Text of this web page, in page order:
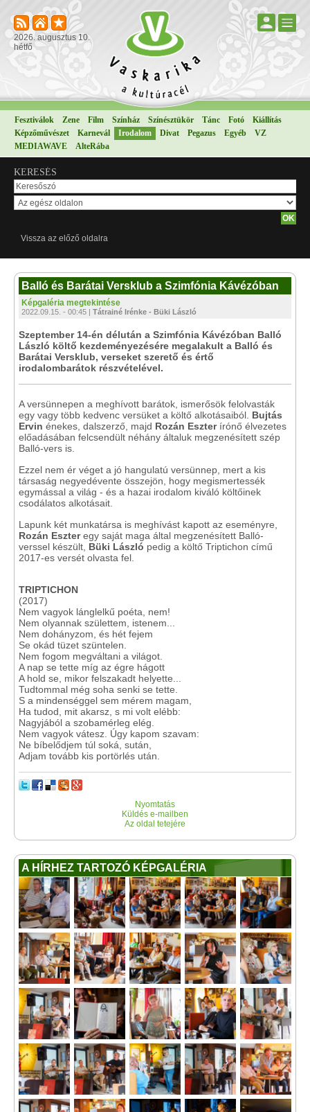
2026. augusztus 10.
hétfő
Fesztiválok Zene Film Színház Színésztükör Tánc Fotó
Kiállítás
Képzőművészet
Karnevál Irodalom Divat Pegazus Egyéb
VZ
MEDIAWAVE
AlteRába
KERESÉS
Vissza az előző oldalra
Balló és Barátai Versklub a Szimfónia Kávézóban
Képgaléria megtekintése
2022.09.15. - 00:45 | Tátrainé Irénke - Büki László
Szeptember 14-én délután a Szimfónia Kávézóban Balló
László költő kezdeményezésére megalakult a Balló és
Barátai Versklub, verseket szerető és értő
irodalombarátok részvételével.
A versünnepen a meghívott barátok, ismerősök felolvasták
egy vagy több kedvenc versüket a költő alkotásaiból. Bujtás
Ervin énekes, dalszerző, majd Rozán Eszterírónő élvezetes
előadásában felcsendült néhány általuk megzenésített szép
Balló-vers is.
Ezzel nem ér véget a jó hangulatú versünnep, mert a kis
társaság negyedévente összejön, hogy megismertessék
egymással a világ - és a hazai irodalom kiváló költőinek
csodálatos alkotásait.
Lapunk két munkatársa is meghívást kapott az eseményre,
Rozán Eszteregy saját maga által megzenésített Balló-
verssel készült, Büki László pedig a költő Triptichon című
2017-es versét olvasta fel.
TRIPTICHON
(2017)
Nem vagyok lánglelkű poéta, nem!
Nem olyannak születtem, istenem...
Nem dohányzom, és hét fejem
Se okád tüzet szüntelen.
Nem fogom megváltani a világot.
A nap se tette míg az égre hágott
A hold se, mikor felszakadt helyette...
Tudtommal még soha senki se tette.
S a mindenséggel sem mérem magam,
Ha tudod, mit akarsz, s mi volt elébb:
Nagyjából a szobamérleg elég.
Nem vagyok vátesz. Úgy kapom szavam:
Ne bíbelődjem túl soká, sután,
Adjam tovább kis portörlés után.
Nyomtatás
Küldés e-mailben
Az oldal tetejére
A HÍRHEZ TARTOZÓ KÉPGALÉRIA